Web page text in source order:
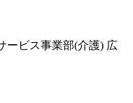
ービス事業部(介護) 広